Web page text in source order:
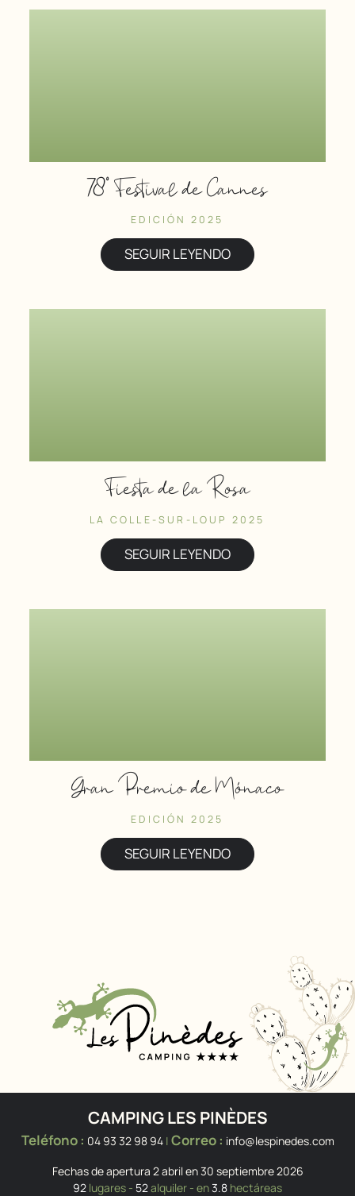
78º Festival de Cannes
EDICIÓN 2025
SEGUIR LEYENDO
Fiesta de la Rosa
LA COLLE-SUR-LOUP 2025
SEGUIR LEYENDO
Gran Premio de Mónaco
EDICIÓN 2025
SEGUIR LEYENDO
CAMPING LES PINÈDES
Teléfono : 04 93 32 98 94| Correo : info@lespinedes.com
Fechas de apertura 2 abril en 30 septiembre 2026
92 lugares - 52alquiler - en3.8 hectáreas